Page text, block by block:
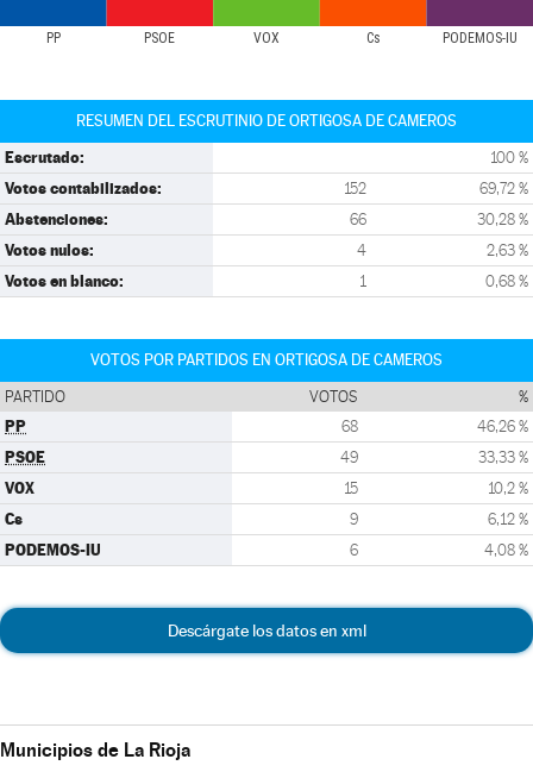
PP PSOE VOX Cs PODEMOS-IU
RESUMEN DEL ESCRUTINIO DE ORTIGOSA DE CAMEROS
Escrutado: 100 %
Votos contabilizados: 152 69,72 %
Abstenciones: 66 30,28 %
Votos nulos: 4 2,63 %
Votos en blanco: 1 0,68 %
VOTOS POR PARTIDOS EN ORTIGOSA DE CAMEROS
PARTIDO VOTOS %
PP 68 46,26 %
PSOE 49 33,33 %
VOX 15 10,2 %
Cs 9 6,12 %
PODEMOS-IU 6 4,08 %
Descárgate los datos en xml
Municipios de La Rioja